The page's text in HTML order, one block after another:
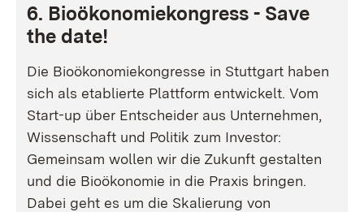
6. Bioökonomiekongress - Save
the date!
Die Bioökonomiekongresse in Stuttgart haben
sich als etablierte Plattform entwickelt. Vom
Start-up über Entscheider aus Unternehmen,
Wissenschaft und Politik zum Investor:
Gemeinsam wollen wir die Zukunft gestalten
und die Bioökonomie in die Praxis bringen.
Dabei geht es um die Skalierung von